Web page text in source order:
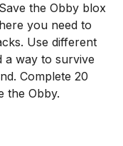
the Obby blox
you need to
Use different
a way to survive
Complete 20
the Obby.